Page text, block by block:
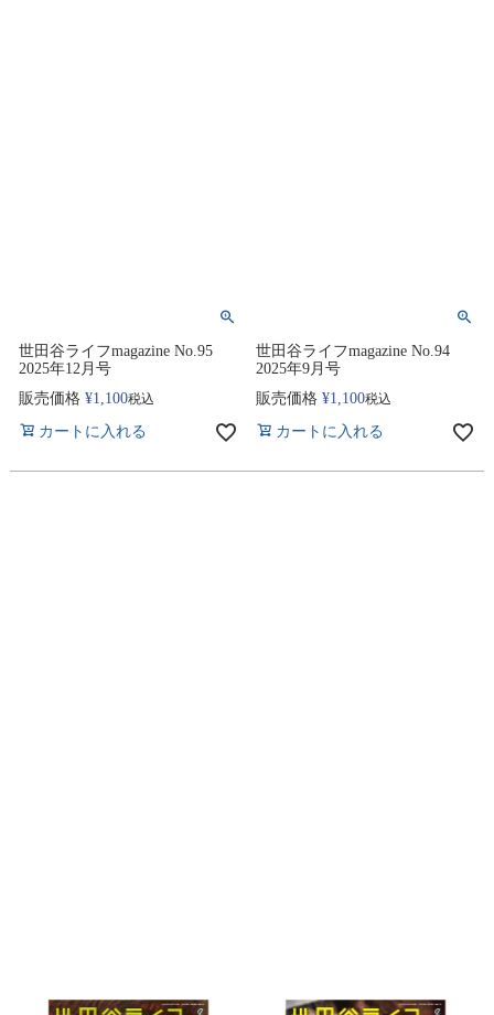
世田谷ライフmagazine No.95
2025年12月号
販売価格 ¥1,100税込
カートに入れる
世田谷ライフmagazine No.94
2025年9月号
販売価格 ¥1,100税込
カートに入れる